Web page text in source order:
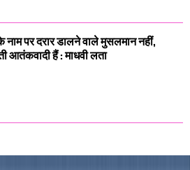
पर दरार डालने वाले मुसलमान नहीं,
आतंकवादी हैं : माधवी लता